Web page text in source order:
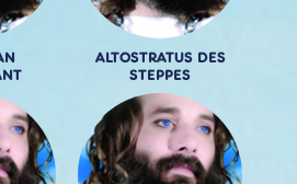
ALTOSTRATUS DES
STEPPES